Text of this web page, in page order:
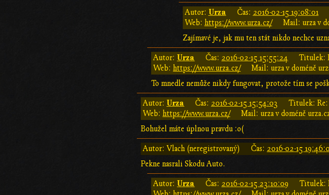
Autor: Urza Čas: 2016-02-15 19:08:01
Web: https://www.urza.cz/
Mail: urza v
Zajímavé je, jak mu ten stát nikdo nechce
Autor: Urza Čas: 2016-02-15 15:55:24 Titulek:
Web:https://www.urza.cz/
Mail: urza v doméně
To mnedle nemůže nikdy fungovat, protože tím se
Autor: Urza Čas: 2016-02-15 15:54:03 Titulek: Re:
Web:https://www.urza.cz/
Mail: urza v doméně
Bohužel máte úplnou pravdu :o(
Autor: Vlach (neregistrovaný) Čas: 2016-02-15
Pekne nasrali Skodu Auto.
Autor: Urza Čas: 2016-02-15 23:10:09 Titulek: